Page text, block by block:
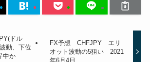
ドル
動、下位
中か
FX予想 CHFJPY エリ
オット波動の5狙い 2021
年6月4日